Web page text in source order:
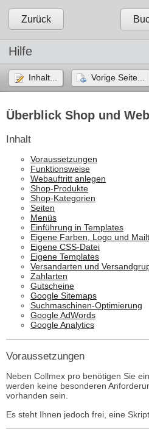
Zurück
Hilfe
Inhalt... Vorige Seite...
Überblick Shop und
Inhalt
Voraussetzungen
Funktionsweise
Webauftritt anlegen
Shop-Produkte
Shop-Kategorien
Seiten
Menüs
Einführung in Templates
Eigene Farben, Logo und
Eigene CSS-Datei
Eigene Templates
Versandarten und
Zahlarten
Gutscheine
Google Sitemaps
Suchmaschinen-Optimierung
Google AdWords
Google Analytics
Voraussetzungen
Neben Collmex pro benötigen Sie
werden keine besonderen
vorhanden sein.
Es steht Ihnen jedoch frei, eine